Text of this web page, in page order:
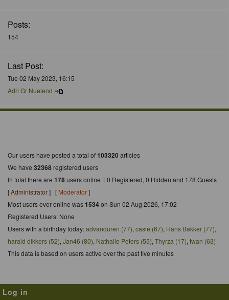
Posts:
154
Last Post:
Tue 02 May 2023, 16:15
Adri Gr Nuelend
Our users have posted a total of103320 articles
We have 32368 registered users
In total there are 178users online :: 0 Registered, 0 Hidden and 178 Guests
[Administrator] [ Moderator]
Most users ever online was1534on Sun 02 Aug 2026, 17:02
Registered Users: None
Users with a birthday today:advanduren (77), casie (67), Hans Bakker (77),
harald dikkers (52), Jan46 (80), Nathalie Peters (55), Thyrza (17), twan (63)
This data is based on users active over the past five minutes
Log in